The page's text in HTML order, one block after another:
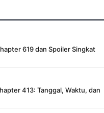
619 dan Spoiler Singkat
413: Tanggal, Waktu, dan